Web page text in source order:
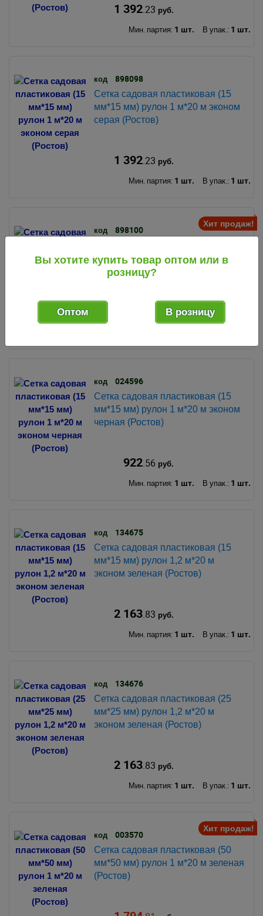
1 392.23 руб.
Мин. партия: 1 шт. В упак.: 1 шт.
код 898098
Сетка садовая пластиковая (15
мм*15 мм) рулон 1 м*20 м эконом
серая (Ростов)
1 392.23 руб.
Мин. партия: 1 шт. В упак.: 1 шт.
Хит продаж!
код 898100
мм*15 мм) рулон 1 м*20 м эконом
хаки (Ростов)
руб.
код 024596
Сетка садовая пластиковая (15
мм*15 мм) рулон 1 м*20 м эконом
черная (Ростов)
922.56 руб.
Мин. партия: 1 шт. В упак.: 1 шт.
код 134675
Сетка садовая пластиковая (15
мм*15 мм) рулон 1,2 м*20 м
эконом зеленая (Ростов)
2 163.83 руб.
Мин. партия: 1 шт. В упак.: 1 шт.
код 134676
Сетка садовая пластиковая (25
мм*25 мм) рулон 1,2 м*20 м
эконом зеленая (Ростов)
2 163.83 руб.
Мин. партия: 1 шт. В упак.: 1 шт.
Хит продаж!
код 003570
Сетка садовая пластиковая (50
мм*50 мм) рулон 1 м*20 м зеленая
(Ростов)
Вы хотите купить товар оптом или в
розницу?
Оптом В розницу